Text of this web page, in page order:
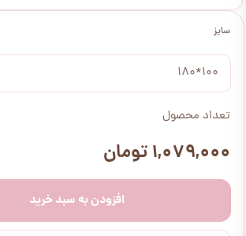
سایز
100*180
تعداد محصول
۱,۰۷۹,۰۰۰ تومان
افزودن به سبد خرید